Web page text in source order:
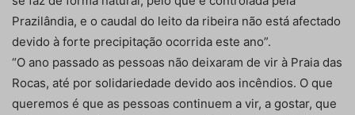
Prazilândia, e o caudal do leito da ribeira não está afectado
devido à forte precipitação ocorrida este ano”.
“O ano passado as pessoas não deixaram de vir à Praia das
Rocas, até por solidariedade devido aos incêndios. O que
queremos é que as pessoas continuem a vir, a gostar, que